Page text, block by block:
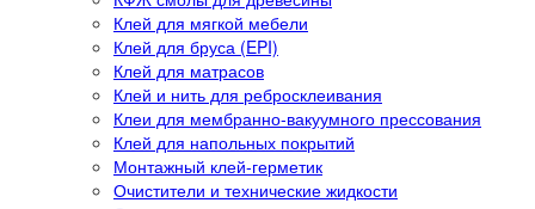
Клей для мягкой мебели
Клей для бруса (EPI)
Клей для матрасов
Клей и нить для ребросклеивания
Клеи для мембранно-вакуумного прессования
Клей для напольных покрытий
Монтажный клей-герметик
Очистители и технические жидкости